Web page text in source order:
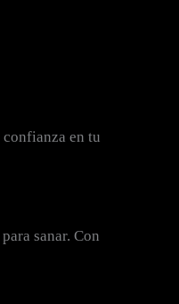
confianza en tu
sanar. Con